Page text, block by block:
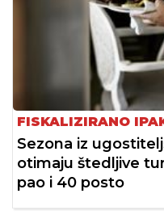
FISKALIZIRANO
Sezona iz
otimaju štedljive
pao i 40 posto